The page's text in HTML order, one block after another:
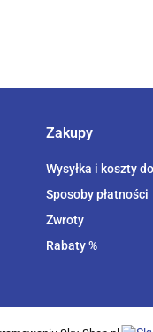
Zakupy
Wysyłka i koszty
Sposoby płatności
Zwroty
Rabaty %